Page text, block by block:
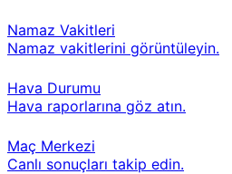
Namaz Vakitleri
Namaz vakitlerini görüntüleyin.
Hava Durumu
Hava raporlarına göz atın.
Maç Merkezi
Canlı sonuçları takip edin.